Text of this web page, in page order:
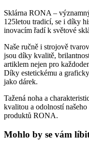
Sklárna RONA –
125letou tradicí, se i díky
inovacím řadí k světové
Naše ručně i strojově
jsou díky kvalitě,
artiklem nejen pro
Díky estetickému a
jako dárek.
Tažená noha a
kvalitou a odolností
produktů RONA.
Mohlo by se vám